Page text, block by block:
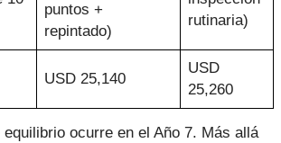
puntos +
repintado)
rutinaria)
USD 25,140
USD
25,260
equilibrio ocurre en el Año 7. Más allá